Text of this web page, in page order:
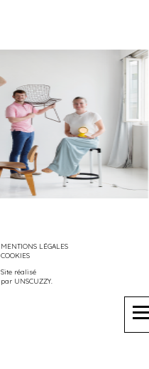
MENTIONS LÉGALES
COOKIES
Site réalisé
par UNSCUZZY